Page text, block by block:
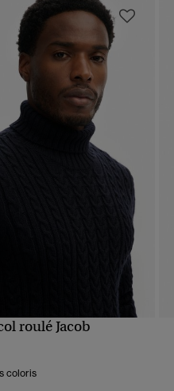
roulé Jacob
coloris